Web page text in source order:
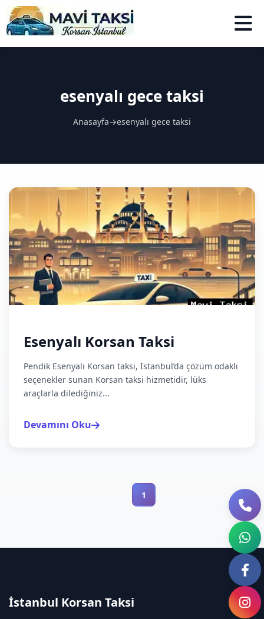
esenyalı gece taksi
Anasayfa→esenyalı gece taksi
Esenyalı Korsan Taksi
Pendik Esenyalı Korsan taksi, İstanbul’da çözüm odaklı
seçenekler sunan Korsan taksi hizmetidir, lüks
araçlarla dilediğiniz...
Devamını Oku
1
İstanbul Korsan Taksi